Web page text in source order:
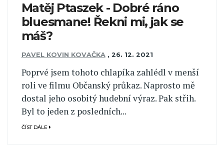
Matěj Ptaszek - Dobré ráno
bluesmane! Řekni mi, jak se
máš?
PAVEL KOVIN KOVAČKA , 26. 12. 2021
Poprvé jsem tohoto chlapíka zahlédl v menší
roli ve filmu Občanský průkaz. Naprosto mě
dostal jeho osobitý hudební výraz. Pak střih.
Byl to jeden z posledních...
ČÍST DÁLE